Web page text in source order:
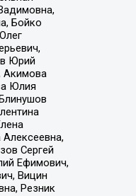
Бойко
Юрий
Акимова
Юлия
Сергей
Ефимович,
Вицин
Резник